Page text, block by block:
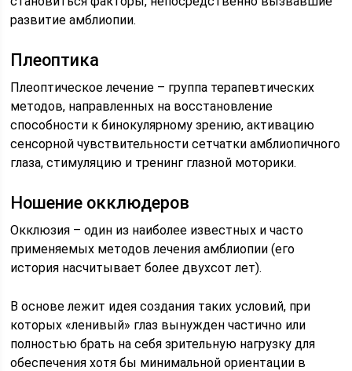
развитие амблиопии.
Плеоптика
Плеоптическое лечение – группа терапевтических
методов, направленных на восстановление
способности к бинокулярному зрению, активацию
сенсорной чувствительности сетчатки амблиопичного
глаза, стимуляцию и тренинг глазной моторики.
Ношение окклюдеров
Окклюзия – один из наиболее известных и часто
применяемых методов лечения амблиопии (его
история насчитывает более двухсот лет).
В основе лежит идея создания таких условий, при
которых «ленивый» глаз вынужден частично или
полностью брать на себя зрительную нагрузку для
обеспечения хотя бы минимальной ориентации в